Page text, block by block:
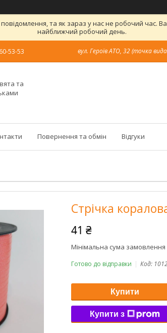
та як зараз у нас не робочий час.
найближчий робочий день.
53-53 вул. Героїв АТО, 32 (точка
та
Повернення та обмін Відгуки
Стрічка
41 ₴
Мінімальна сума замовлення
Готово до відправки Код:
Купити
Купити з